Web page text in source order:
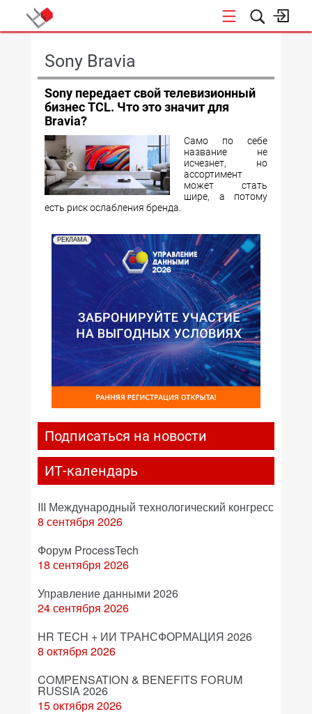
Sony Bravia
Sony передает свой телевизионный
бизнес TCL. Что это значит для
Bravia?
Само по себе
название не
исчезнет, но
ассортимент
может стать
шире, а потому
есть риск ослабления бренда.
РЕКЛАМА
Подписаться на новости
ИТ-календарь
III Международный технологический конгресс
8 сентября 2026
Форум ProcessTech
18 сентября 2026
Управление данными 2026
24 сентября 2026
HR TECH + ИИ ТРАНСФОРМАЦИЯ 2026
8 октября 2026
COMPENSATION & BENEFITS FORUM
RUSSIA 2026
15 октября 2026